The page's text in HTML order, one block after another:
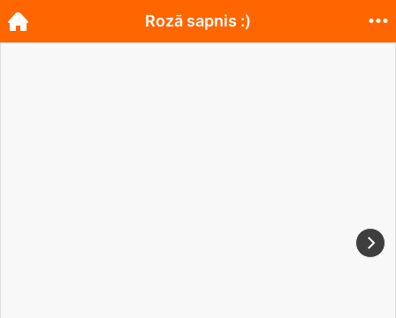
Rozā sapnis :)